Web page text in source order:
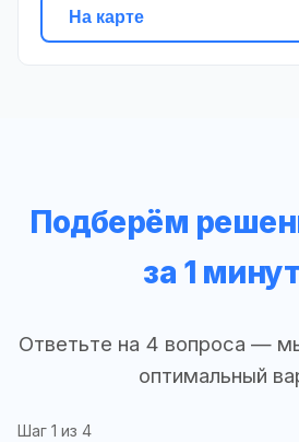
На карте
Подберём
за 1
Ответьте на 4 вопроса —
оптимальный
Шаг 1 из 4